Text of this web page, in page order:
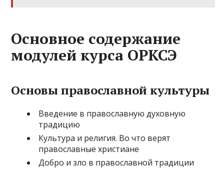
Основное содержание
модулей курса ОРКСЭ
Основы православной культуры
Введение в православную духовную
традицию
Культура и религия. Во что верят
православные христиане
Добро и зло в православной традиции